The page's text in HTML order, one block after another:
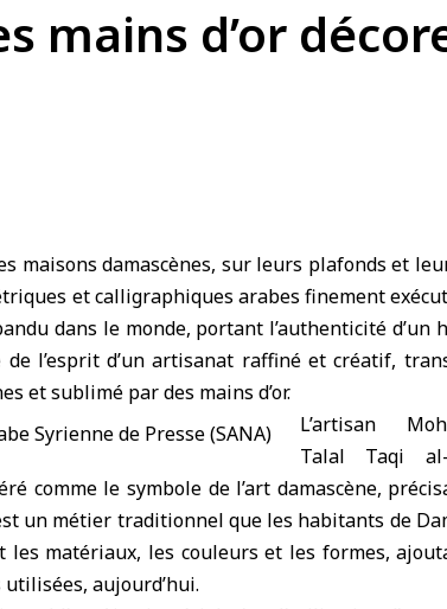
mains d’or
maisons damascènes, sur leurs plafonds et
et calligraphiques arabes finement
dans le monde, portant l’authenticité d’un
de l’esprit d’un artisanat raffiné et créatif,
et sublimé par des mains d’or.
L’artisan
Talal Taqi
comme le symbole de l’art damascène,
un métier traditionnel que les habitants de
les matériaux, les couleurs et les formes,
aujourd’hui.